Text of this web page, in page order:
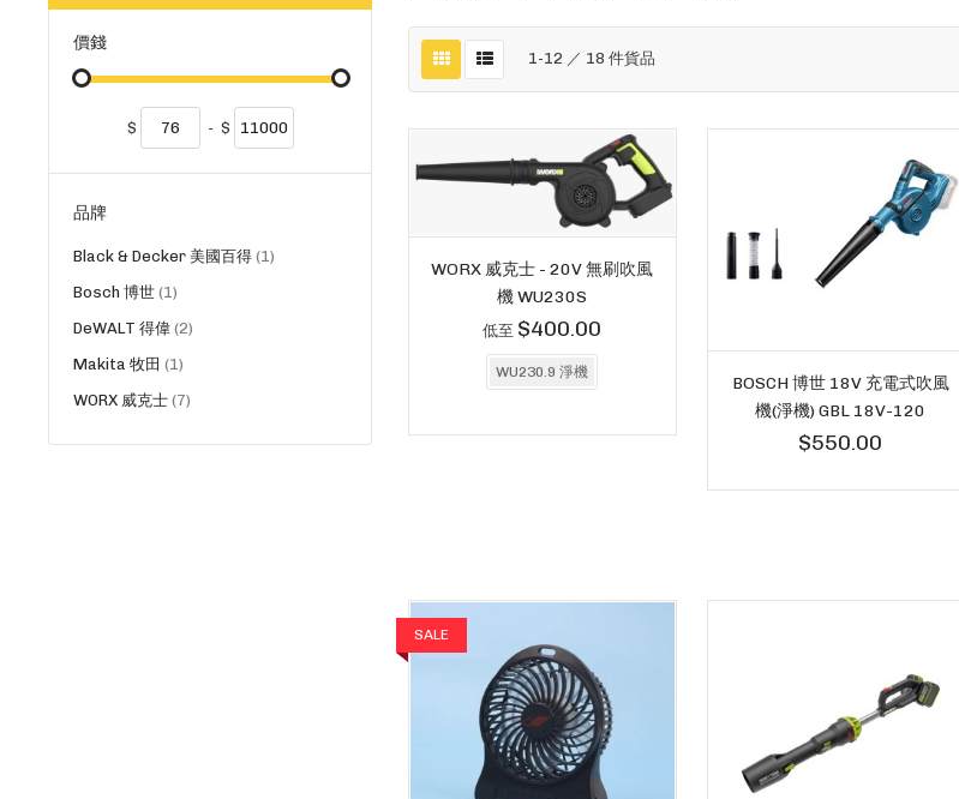
1-12 ／ 18 件貨品
WORX 威克士 - 20V 無刷吹風
機 WU230S
低至 $400.00
WU230.9 淨機
BOSCH 博世 18V 充電式吹風
機(淨機) GBL 18V-120
$550.00
SALE
價錢
$ - $
品牌
Black & Decker 美國百得 1貨
Bosch 博世 1貨
DeWALT 得偉 2貨
Makita 牧田 1貨
WORX 威克士 7貨